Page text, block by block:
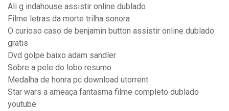
Ali g indahouse assistir online dublado
Filme letras da morte trilha sonora
O curioso caso de benjamin button assistir online dublado
gratis
Dvd golpe baixo adam sandler
Sobre a pele do lobo resumo
Medalha de honra pc download utorrent
Star wars a ameaça fantasma filme completo dublado
youtube